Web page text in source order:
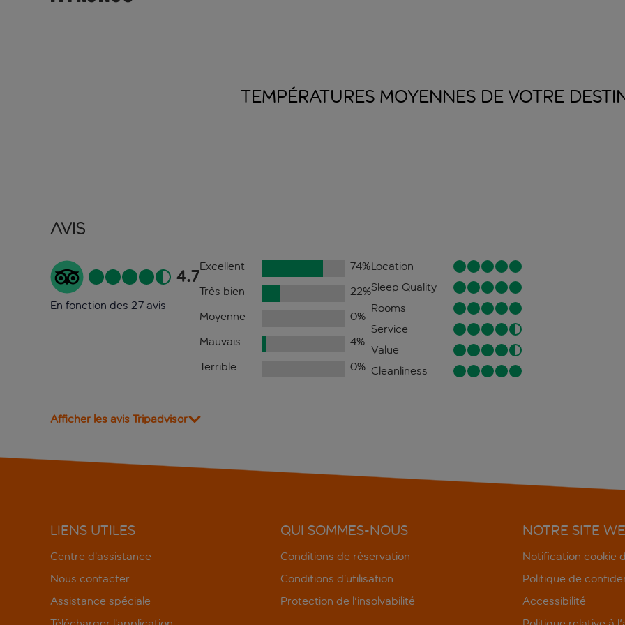
TEMPÉRATURES MOYENNES DE VOTRE
Avis
4.7
En fonction des 27 avis
Excellent 74%
Très bien
22%
Moyenne
0%
Mauvais
4%
Terrible
0%
Location
Sleep Quality
Rooms
Service
Value
Cleanliness
Afficher les avis Tripadvisor
LIENS UTILES
Centre d’assistance
Nous contacter
Assistance spéciale
QUI SOMMES-NOUS
Conditions de réservation
Conditions d’utilisation
Protection de l'insolvabilité
NOTRE SITE
Notification cookie
Politique de
Accessibilité